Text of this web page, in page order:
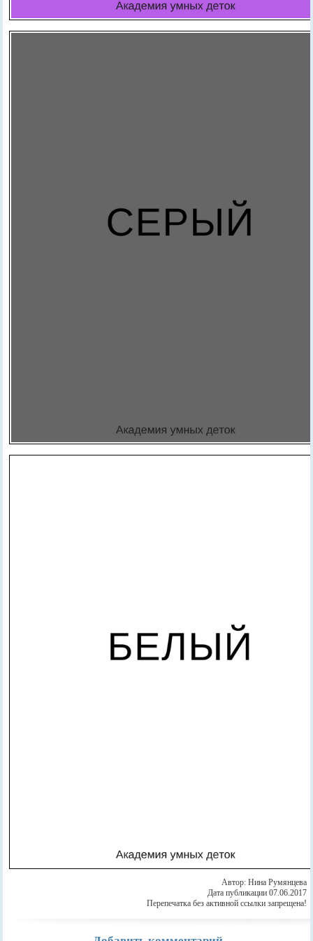
Автор: Нина Румянцева
Дата публикации 07.06.2017
Перепечатка без активной ссылки запрещена!